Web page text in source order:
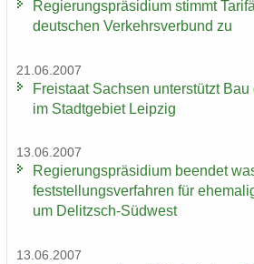
Re­gie­rungs­prä­si­di­um stimmt
deut­schen Ver­kehrs­ver­bund zu
21.06.2007
Frei­staat Sach­sen un­ter­stützt
im Stadt­ge­biet Leip­zig
13.06.2007
Re­gie­rungs­prä­si­di­um be­en­det
fest­stel­lungs­ver­fah­ren für
um Delitzsch-​Südwest
13.06.2007